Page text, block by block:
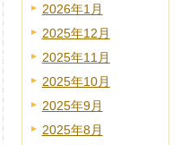
2026年1月
2025年12月
2025年11月
2025年10月
2025年9月
2025年8月